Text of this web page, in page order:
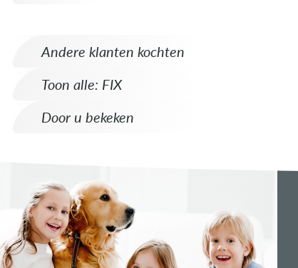
Andere klanten kochten
Toon alle: FIX
Door u bekeken